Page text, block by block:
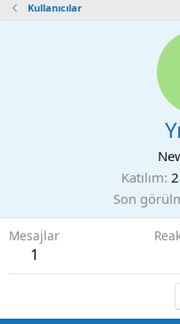
Kullanıcılar
Katılım
Son
Mesajlar
1